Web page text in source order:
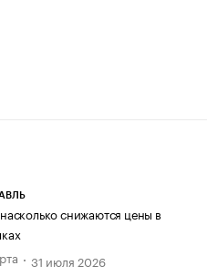
снижаются цены в
31 июля 2026